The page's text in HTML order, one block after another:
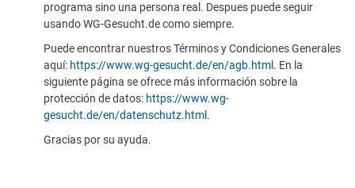
programa sino una persona real. Despues puede seguir
usando WG-Gesucht.de como siempre.
Puede encontrar nuestros Términos y Condiciones Generales
aquí: https://www.wg-gesucht.de/en/agb.html . En la
siguiente página se ofrece más información sobre la
protección de datos: https://www.wg-
gesucht.de/en/datenschutz.html .
Gracias por su ayuda.